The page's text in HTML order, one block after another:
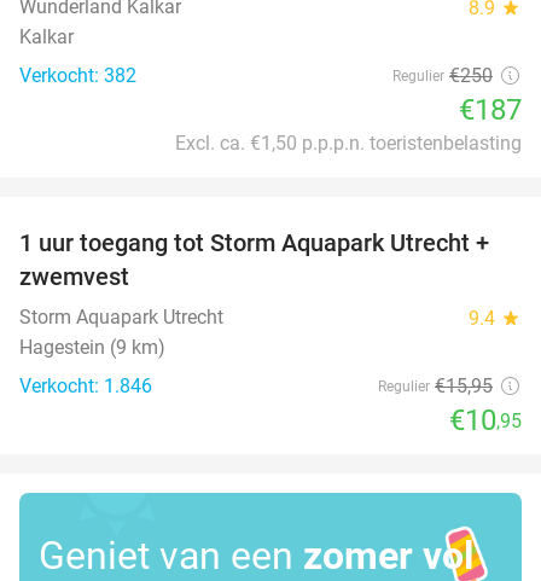
Wunderland Kalkar 8.9 star
Kalkar
Verkocht: 382
Regulier €250
€187
Excl. ca. €1,50 p.p.p.n. toeristenbelasting
31%
1 uur toegang tot Storm Aquapark Utrecht +
zwemvest
Storm Aquapark Utrecht 9.4 star
Hagestein (9 km)
Verkocht: 1.846
Regulier €15,95
€10,95
Geniet van een zomer vol